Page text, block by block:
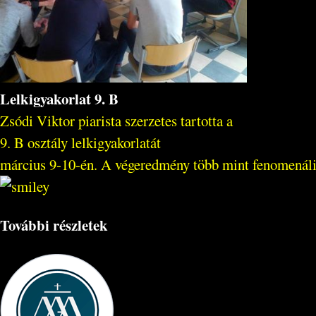
Lelkigyakorlat 9. B
Zsódi Viktor piarista szerzetes tartotta a
9. B osztály lelkigyakorlatát
március 9-10-én. A végeredmény több mint
További részletek